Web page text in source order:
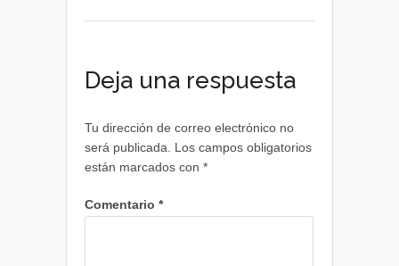
Deja una respuesta
Tu dirección de correo electrónico no
será publicada.
Los campos obligatorios
están marcados con *
Comentario *